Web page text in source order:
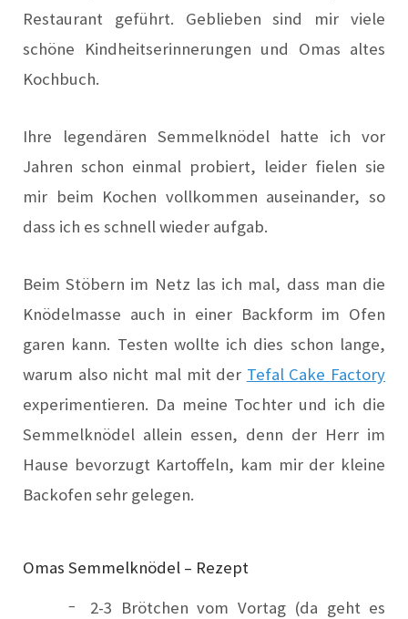
Restaurant geführt. Geblieben sind mir viele
schöne Kindheitserinnerungen und Omas altes
Kochbuch.
Ihre legendären Semmelknödel hatte ich vor
Jahren schon einmal probiert, leider fielen sie
mir beim Kochen vollkommen auseinander, so
dass ich es schnell wieder aufgab.
Beim Stöbern im Netz las ich mal, dass man die
Knödelmasse auch in einer Backform im Ofen
garen kann. Testen wollte ich dies schon lange,
warum also nicht mal mit der Tefal Cake Factory
experimentieren. Da meine Tochter und ich die
Semmelknödel allein essen, denn der Herr im
Hause bevorzugt Kartoffeln, kam mir der kleine
Backofen sehr gelegen.
Omas Semmelknödel – Rezept
2-3 Brötchen vom Vortag (da geht es